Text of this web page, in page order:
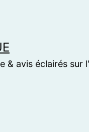
& avis éclairés sur